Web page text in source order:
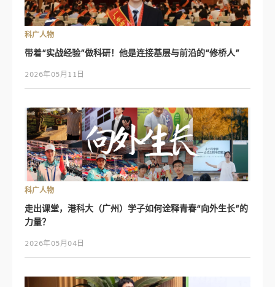
科广人物
带着“实战经验”做科研！他是连接基层与前沿的“修桥人”
2026年05月11日
科广人物
走出课堂，港科大（广州）学子如何诠释青春“向外生长”的
力量？
2026年05月04日